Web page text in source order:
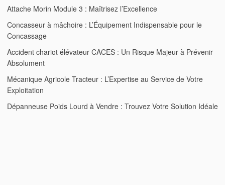
Attache Morin Module 3 : Maîtrisez l’Excellence
Concasseur à mâchoire : L’Équipement Indispensable pour le
Concassage
Accident chariot élévateur CACES : Un Risque Majeur à Prévenir
Absolument
Mécanique Agricole Tracteur : L’Expertise au Service de Votre
Exploitation
Dépanneuse Poids Lourd à Vendre : Trouvez Votre Solution Idéale